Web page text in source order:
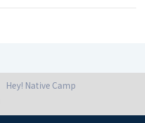
Hey! Native Camp